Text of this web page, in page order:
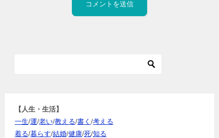
【人生・生活】
一生/運/老い/教える/書く /考える
着る/暮らす/結婚/健康/死/知る